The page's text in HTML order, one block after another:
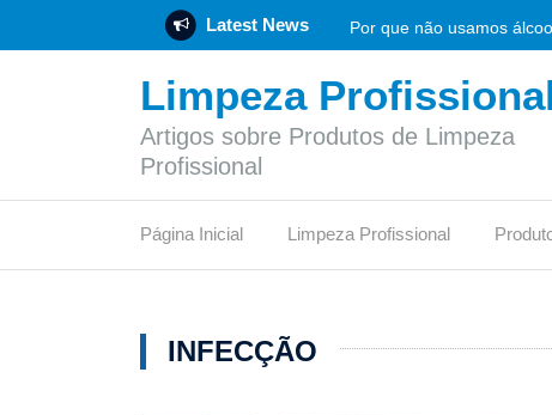
Latest News Por que não usamos
Rotulagem Ambiental: O
Empresa de produtos de
Vinagre de limpeza:
Limpeza
Artigos sobre Produtos de Limpeza
Profissional
Página Inicial Limpeza Profissional
INFECÇÃO